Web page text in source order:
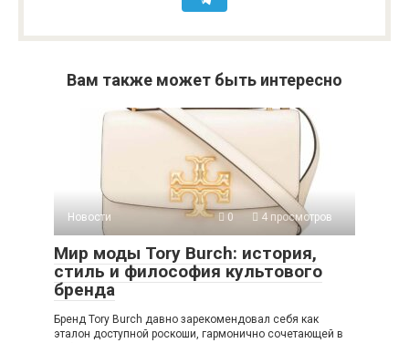
Вам также может быть интересно
Новости 0 4 просмотров
Мир моды Tory Burch: история,
стиль и философия культового
бренда
Бренд Tory Burch давно зарекомендовал себя как
эталон доступной роскоши, гармонично сочетающей в